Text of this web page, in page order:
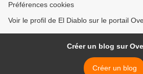
Préférences cookies
Voir le profil de El Diablo sur le portail
Créer un blog sur
Créer un blog